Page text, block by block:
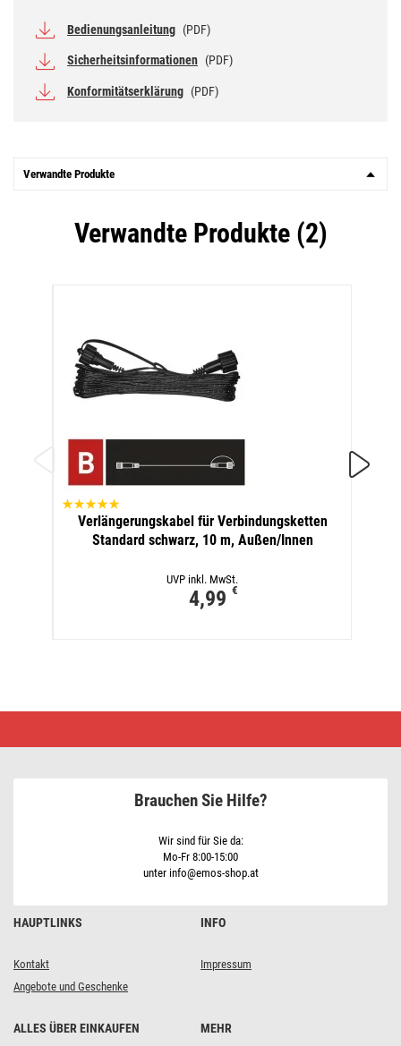
Bedienungsanleitung (PDF)
Sicherheitsinformationen (PDF)
Konformitätserklärung (PDF)
Verwandte Produkte
Verwandte Produkte (2)
Verlängerungskabel für Verbindungsketten
Standard schwarz, 10 m, Außen/Innen
UVP inkl. MwSt.
4,99 €
Lichterkette,
HAUPTLINKS
Kontakt
Angebote und Geschenke
INFO
Impressum
ALLES ÜBER EINKAUFEN MEHR
Brauchen Sie Hilfe?
Wir sind für Sie da:
Mo-Fr 8:00-15:00
unter info@emos-shop.at